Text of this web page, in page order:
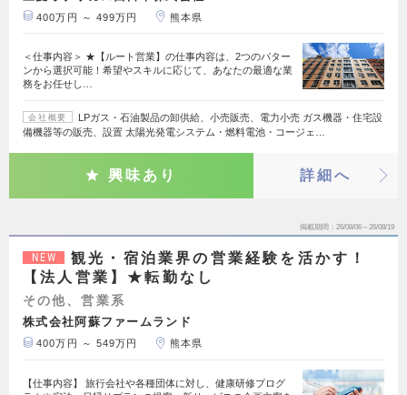
400万円 ～ 499万円 熊本県
＜仕事内容＞ ★【ルート営業】の仕事内容は、2つのパター
ンから選択可能！希望やスキルに応じて、あなたの最適な業
務をお任せし…
会社概要
LPガス・石油製品の卸供給、小売販売、電力小売 ガス機器・住宅設
備機器等の販売、設置 太陽光発電システム・燃料電池・コージェ…
興味あり 詳細へ
掲載期間 26/08/06～26/08/19
NEW
観光・宿泊業界の営業経験を活かす！
【法人営業】★転勤なし
その他、営業系
株式会社阿蘇ファームランド
400万円 ～ 549万円 熊本県
【仕事内容】 旅行会社や各種団体に対し、健康研修プログ